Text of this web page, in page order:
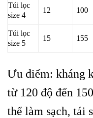
Túi lọc
size 4
12 100
Túi lọc
size 5
15 155
Ưu điểm: kháng
từ 120 độ đến
thể làm sạch, tái